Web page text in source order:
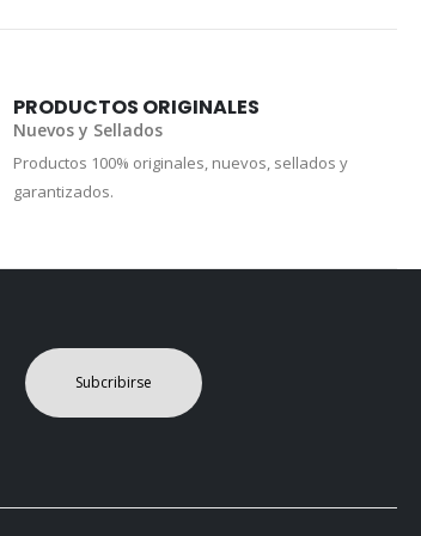
PRODUCTOS ORIGINALES
Nuevos y Sellados
Productos 100% originales, nuevos, sellados y
garantizados.
Subcribirse